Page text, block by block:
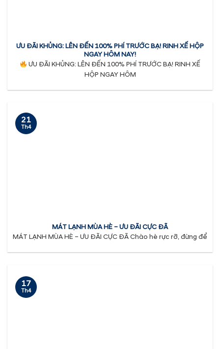
ƯU ĐÃI KHỦNG: LÊN ĐẾN 100% PHÍ TRƯỚC BẠ! RINH XẾ HỘP
NGAY HÔM NAY!
ƯU ĐÃI KHỦNG: LÊN ĐẾN 100% PHÍ TRƯỚC BẠ! RINH XẾ
HỘP NGAY HÔM
MÁT LẠNH MÙA HÈ – ƯU ĐÃI CỰC ĐÃ
MÁT LẠNH MÙA HÈ – ƯU ĐÃI CỰC ĐÃ Chào hè rực rỡ, đừng để
21
Th4
17
Th4